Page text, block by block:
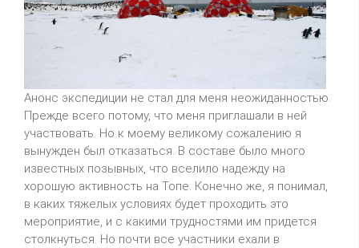
Анонс экспедиции не стал для меня неожиданностью.
Прежде всего потому, что меня приглашали в ней
участвовать. Но к моему великому сожалению я
вынужден был отказаться. В составе было много
известных позывных, что вселило надежду на
хорошую активность на Топе. Конечно же, я понимал,
в каких тяжелых условиях будет проходить это
мероприятие, и с какими трудностями им придется
столкнуться. Но почти все участники ехали в